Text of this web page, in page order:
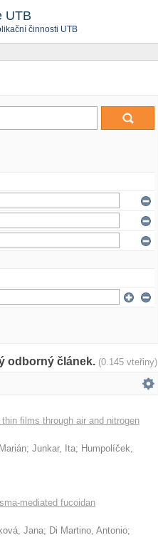
UTB
činnosti UTB
odborný článek. (0.145 vteřiny)
films through air and nitrogen
; Junkar, Ita; Humpolíček,
mediated fucoidan
Jana; Di Martino, Antonio;